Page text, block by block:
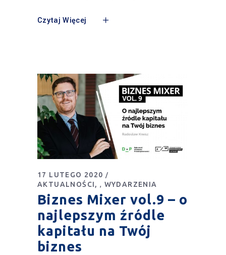
Czytaj Więcej
17 LUTEGO 2020
AKTUALNOŚCI
, WYDARZENIA
Biznes Mixer vol.9 – o
najlepszym źródle
kapitału na Twój
biznes